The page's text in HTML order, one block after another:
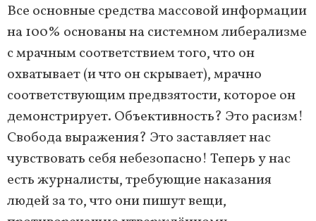
Все основные средства массовой информации
на 100% основаны на системном либерализме
с мрачным соответствием того, что он
охватывает (и что он скрывает), мрачно
соответствующим предвзятости, которое он
демонстрирует. Объективность? Это расизм!
Свобода выражения? Это заставляет нас
чувствовать себя небезопасно! Теперь у нас
есть журналисты, требующие наказания
людей за то, что они пишут вещи,